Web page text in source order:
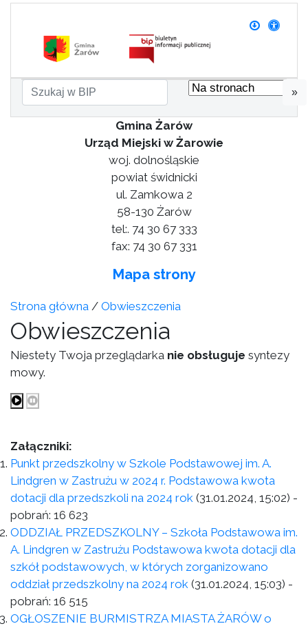
»
Gmina Żarów
Urząd Miejski w Żarowie
woj. dolnośląskie
powiat świdnicki
ul. Zamkowa 2
58-130 Żarów
tel:. 74 30 67 333
fax: 74 30 67 331
Mapa strony
Strona główna / Obwieszczenia
Obwieszczenia
Niestety Twoja przeglądarka nie obsługuje syntezy
mowy.
Załączniki:
Punkt przedszkolny w Szkole Podstawowej im. A.
Lindgren w Zastrużu w 2024 r. Podstawowa kwota
dotacji dla przedszkoli na 2024 rok (31.01.2024, 15:02) -
pobrań: 16 623
ODDZIAŁ PRZEDSZKOLNY – Szkoła Podstawowa im.
A. Lindgren w Zastrużu Podstawowa kwota dotacji dla
szkół podstawowych, w których zorganizowano
oddział przedszkolny na 2024 rok (31.01.2024, 15:03) -
pobrań: 16 515
OGŁOSZENIE BURMISTRZA MIASTA ŻARÓW o